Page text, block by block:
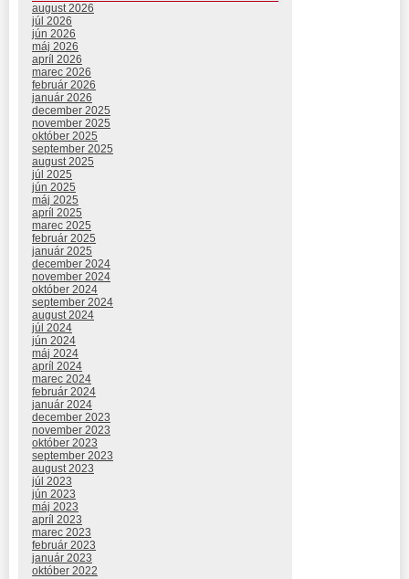
august 2026
júl 2026
jún 2026
máj 2026
apríl 2026
marec 2026
február 2026
január 2026
december 2025
november 2025
október 2025
september 2025
august 2025
júl 2025
jún 2025
máj 2025
apríl 2025
marec 2025
február 2025
január 2025
december 2024
november 2024
október 2024
september 2024
august 2024
júl 2024
jún 2024
máj 2024
apríl 2024
marec 2024
február 2024
január 2024
december 2023
november 2023
október 2023
september 2023
august 2023
júl 2023
jún 2023
máj 2023
apríl 2023
marec 2023
február 2023
január 2023
október 2022